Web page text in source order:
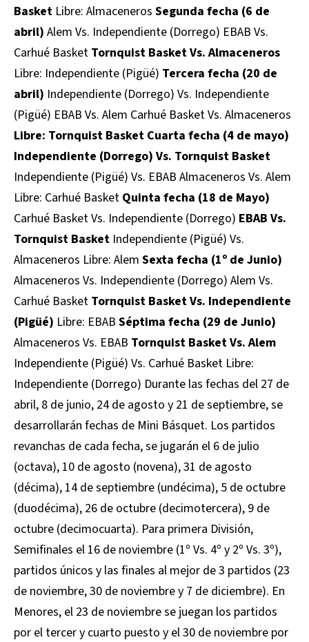
Basket Libre: Almaceneros Segunda fecha (6 de
abril) Alem Vs. Independiente (Dorrego) EBAB Vs.
Carhué Basket Tornquist Basket Vs. Almaceneros
Libre: Independiente (Pigüé) Tercera fecha (20 de
abril) Independiente (Dorrego) Vs. Independiente
(Pigüé) EBAB Vs. Alem Carhué Basket Vs. Almaceneros
Libre: Tornquist Basket Cuarta fecha (4 de mayo)
Independiente (Dorrego) Vs. Tornquist Basket
Independiente (Pigüé) Vs. EBAB Almaceneros Vs. Alem
Libre: Carhué Basket Quinta fecha (18 de Mayo)
Carhué Basket Vs. Independiente (Dorrego) EBAB Vs.
Tornquist Basket Independiente (Pigüé) Vs.
Almaceneros Libre: Alem Sexta fecha (1º de Junio)
Almaceneros Vs. Independiente (Dorrego) Alem Vs.
Carhué Basket Tornquist Basket Vs. Independiente
(Pigüé) Libre: EBAB Séptima fecha (29 de Junio)
Almaceneros Vs. EBAB Tornquist Basket Vs. Alem
Independiente (Pigüé) Vs. Carhué Basket Libre:
Independiente (Dorrego) Durante las fechas del 27 de
abril, 8 de junio, 24 de agosto y 21 de septiembre, se
desarrollarán fechas de Mini Básquet. Los partidos
revanchas de cada fecha, se jugarán el 6 de julio
(octava), 10 de agosto (novena), 31 de agosto
(décima), 14 de septiembre (undécima), 5 de octubre
(duodécima), 26 de octubre (decimotercera), 9 de
octubre (decimocuarta). Para primera División,
Semifinales el 16 de noviembre (1º Vs. 4º y 2º Vs. 3º),
partidos únicos y las finales al mejor de 3 partidos (23
de noviembre, 30 de noviembre y 7 de diciembre). En
Menores, el 23 de noviembre se juegan los partidos
por el tercer y cuarto puesto y el 30 de noviembre por